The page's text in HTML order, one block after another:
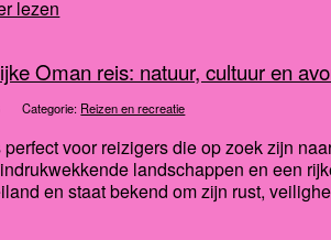
lezen
Oman reis: natuur, cultuur en
Categorie: Reizen en recreatie
voor reizigers die op zoek zijn
landschappen en een
en staat bekend om zijn rust,